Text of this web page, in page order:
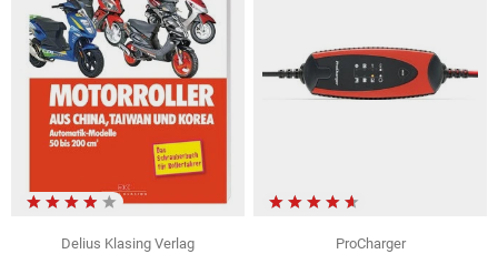
Delius Klasing Verlag
ProCharger